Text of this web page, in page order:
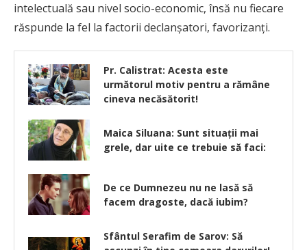
intelectuală sau nivel socio-economic, însă nu fiecare
răspunde la fel la factorii declanşatori, favorizanţi.
Pr. Calistrat: Acesta este
următorul motiv pentru a rămâne
cineva necăsătorit!
Maica Siluana: Sunt situaţii mai
grele, dar uite ce trebuie să faci:
De ce Dumnezeu nu ne lasă să
facem dragoste, dacă iubim?
Sfântul Serafim de Sarov: Să